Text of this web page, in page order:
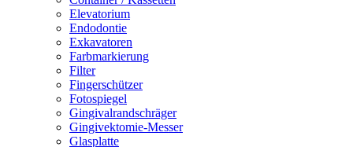
Elevatorium
Endodontie
Exkavatoren
Farbmarkierung
Filter
Fingerschützer
Fotospiegel
Gingivalrandschräger
Gingivektomie-Messer
Glasplatte